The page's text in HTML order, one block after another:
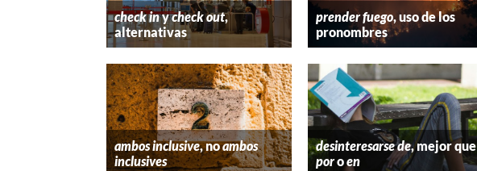
check inycheck out,
alternativas
prender fuego, uso de los
pronombres
ambos inclusive, noambos
inclusives
desinteresarse de, mejor que
poroen